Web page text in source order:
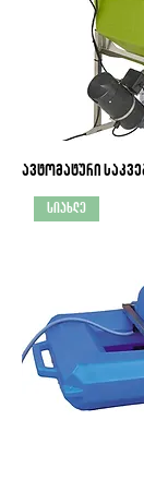
ავტომატური
სიახლე